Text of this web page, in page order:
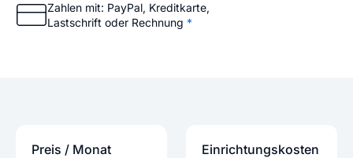
Zahlen mit: PayPal, Kreditkarte,
Lastschrift oder Rechnung *
Preis / Monat Einrichtungs­kosten